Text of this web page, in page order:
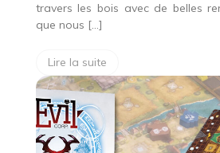
travers les bois avec de belles
que nous […]
Lire la suite